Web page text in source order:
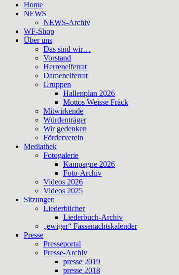
Home
NEWS
NEWS-Archiv
WF-Shop
Über uns
Das sind wir…
Vorstand
Herrenelferrat
Damenelferrat
Gruppen
Hallenplan 2026
Mottos Weisse Fräck
Mitwirkende
Würdenträger
Wir gedenken
Förderverein
Mediathek
Fotogalerie
Kampagne 2026
Foto-Archiv
Videos 2026
Videos 2025
Sitzungen
Liederbücher
Liederbuch-Archiv
„ewiger“ Fassenachtskalender
Presse
Presseportal
Presse-Archiv
presse 2019
presse 2018